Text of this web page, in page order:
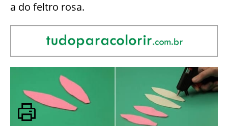
a do feltro rosa.